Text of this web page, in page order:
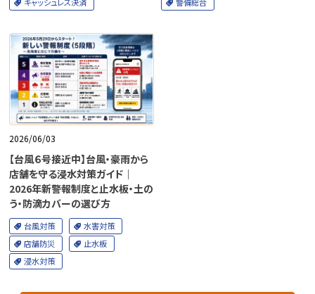
2026/06/03
【台風６号接近中】台風・豪雨から
店舗を守る浸水対策ガイド｜
2026年新警報制度と止水板・土の
う・防滴カバーの選び方
台風対策
水害対策
店舗防災
止水板
浸水対策